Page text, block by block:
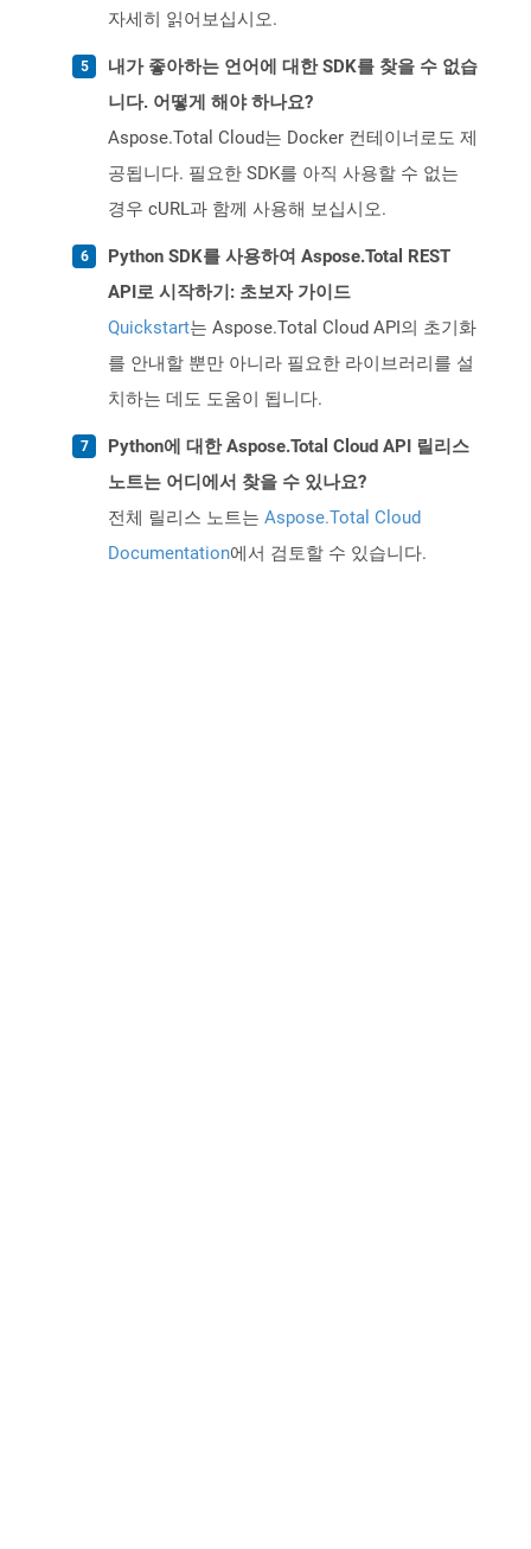
자세히 읽어보십시오.
내가 좋아하는 언어에 대한 SDK를 찾을 수 없습
니다. 어떻게 해야 하나요?
Aspose.Total Cloud는 Docker 컨테이너로도 제
공됩니다. 필요한 SDK를 아직 사용할 수 없는
경우 cURL과 함께 사용해 보십시오.
Python SDK를 사용하여 Aspose.Total REST
API로 시작하기: 초보자 가이드
Quickstart는 Aspose.Total Cloud API의 초기화
를 안내할 뿐만 아니라 필요한 라이브러리를 설
치하는 데도 도움이 됩니다.
Python에 대한 Aspose.Total Cloud API 릴리스
노트는 어디에서 찾을 수 있나요?
전체 릴리스 노트는 Aspose.Total Cloud
Documentation에서 검토할 수 있습니다.